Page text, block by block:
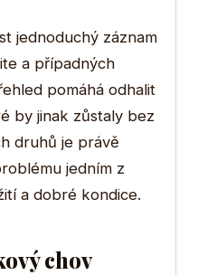
jednoduchý záznam
a případných
pomáhá odhalit
by jinak zůstaly bez
druhů je právě
jedním z
a dobré kondice.
chov